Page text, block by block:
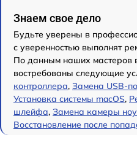
Знаем свое дело
Будьте уверены в
с уверенностью выполнят
По данным наших мастеров
востребованы следующие
контроллера, Замена USB-
Установка системы macOS,
шлейфа, Замена камеры
Восстановление после